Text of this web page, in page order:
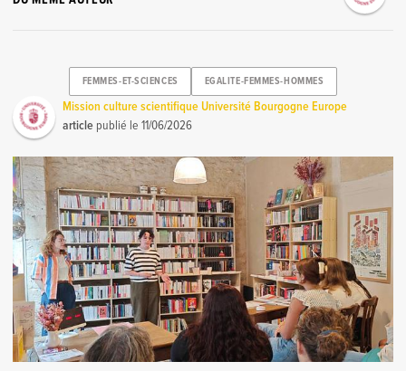
FEMMES-ET-SCIENCES EGALITE-FEMMES-HOMMES
Mission culture scientifique Université Bourgogne Europe
article publié le11/06/2026